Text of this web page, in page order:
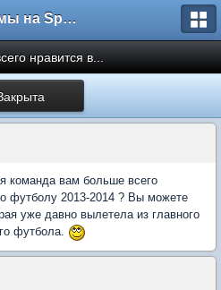
Форумы на Sportbox.ru
нравится в...
команда вам больше всего
футболу 2013-2014 ? Вы можете
уже давно вылетела из главного
футбола.